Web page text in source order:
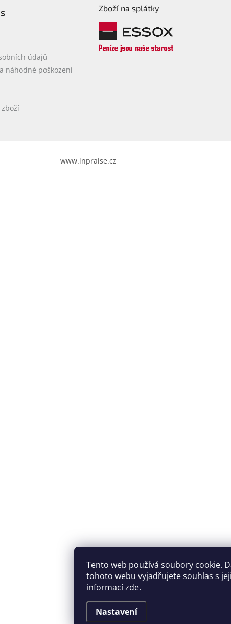
Tento web používá soubory cookie.
tohoto webu vyjadřujete souhlas s
informacízde.
Nastavení
r
k
údajů
náhodné poškození
zboží
Zboží na splátky
www.inpraise.cz